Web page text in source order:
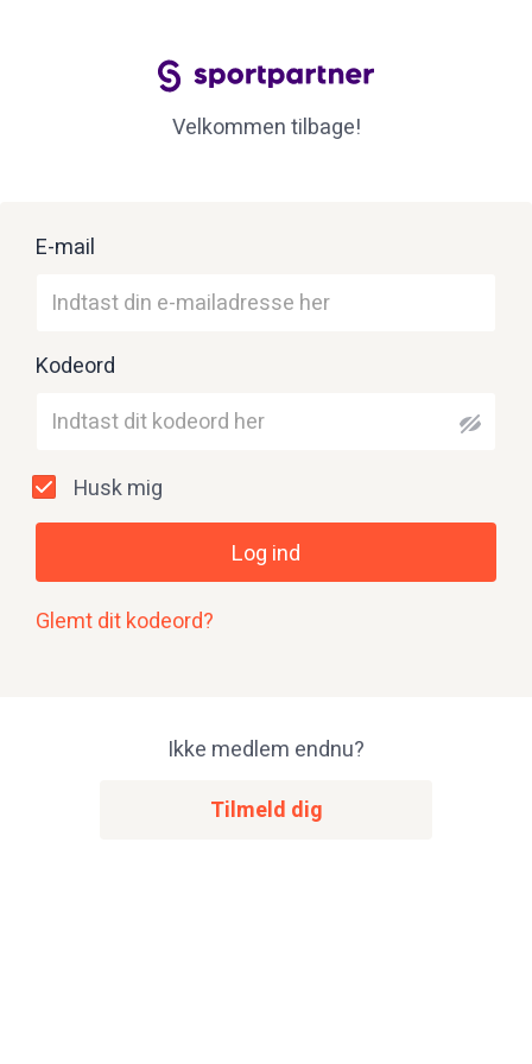
Velkommen tilbage!
E-mail
Kodeord
Husk mig
Log ind
Glemt dit kodeord?
Ikke medlem endnu?
Tilmeld dig